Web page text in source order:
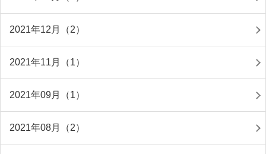
2021年12月（2）
2021年11月（1）
2021年09月（1）
2021年08月（2）